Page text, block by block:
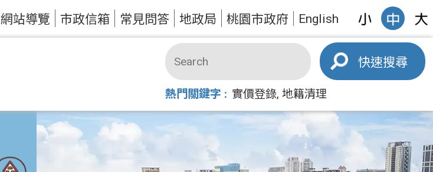
網站導覽 市政信箱 常見問答 地政局 桃園市政府 English
搜尋
熱門關鍵字 實價登錄 地籍清理